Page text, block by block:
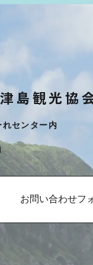
島観光協
センター内
お問い合わせフ